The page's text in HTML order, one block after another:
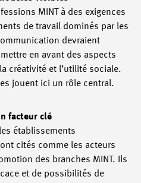
MINT à des exigences
de travail dominés par les
devraient
en avant des aspects
créativité et l’utilité sociale.
jouent ici un rôle central.
facteur clé
établissements
cités comme les acteurs
des branches MINT. Ils
et de possibilités de